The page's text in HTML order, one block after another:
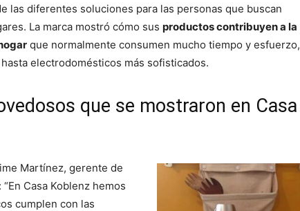
las diferentes soluciones para las personas que buscan
La marca mostró cómo sus productos contribuyen a la
que normalmente consumen mucho tiempo y esfuerzo,
electrodomésticos más sofisticados.
que se mostraron en Casa
Martínez, gerente de
Casa Koblenz hemos
cumplen con las